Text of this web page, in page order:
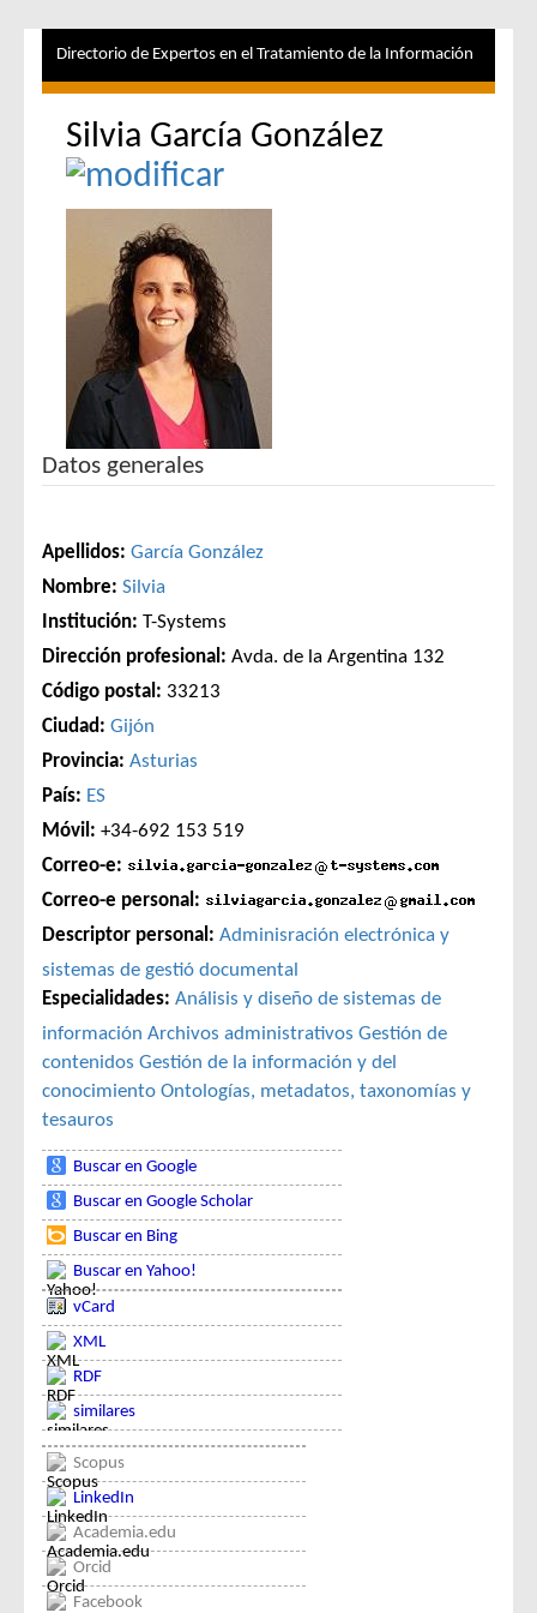
Directorio de Expertos en el Tratamiento de la Información
Silvia García González
Datos generales
Apellidos: García González
Nombre: Silvia
Institución: T-Systems
Dirección profesional: Avda. de la Argentina 132
Código postal: 33213
Ciudad: Gijón
Provincia: Asturias
País: ES
Móvil: +34-692 153 519
Correo-e:
Correo-e personal:
Descriptor personal: Adminisración electrónica y
sistemas de gestió documental
Especialidades: Análisis y diseño de sistemas de
información Archivos administrativos Gestión de
contenidos Gestión de la información y del
conocimiento Ontologías, metadatos, taxonomías y
tesauros
Buscar en Google
Buscar en Google Scholar
Buscar en Bing
Buscar en Yahoo!
vCard
XML
RDF
similares
Scopus
LinkedIn
Academia.edu
Orcid
Facebook